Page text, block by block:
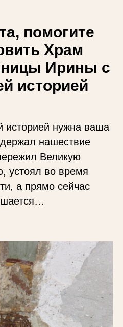
помогите
Храм
Ирины с
историей
историей нужна ваша
нашествие
Великую
устоял во время
а прямо сейчас